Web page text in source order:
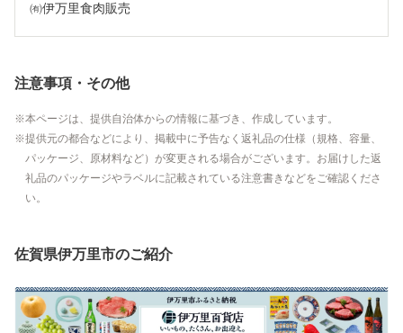
㈲伊万里食肉販売
注意事項・その他
本ページは、提供自治体からの情報に基づき、作成しています。
提供元の都合などにより、掲載中に予告なく返礼品の仕様（規格、容量、
パッケージ、原材料など）が変更される場合がございます。お届けした返
礼品のパッケージやラベルに記載されている注意書きなどをご確認くださ
い。
佐賀県伊万里市のご紹介